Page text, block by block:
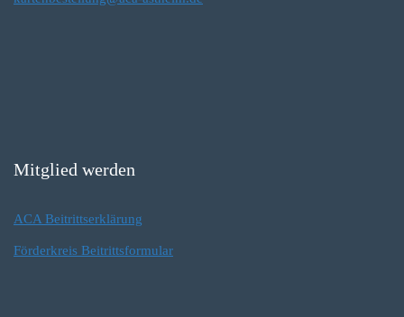
Mitglied werden
ACA Beitrittserklärung
Förderkreis Beitrittsformular